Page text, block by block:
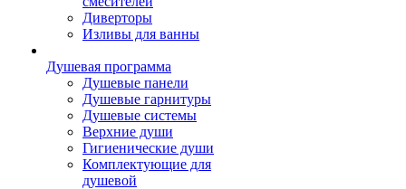
Диверторы
Изливы для ванны
Душевая программа
Душевые панели
Душевые гарнитуры
Душевые системы
Верхние души
Гигиенические души
Комплектующие для
душевой